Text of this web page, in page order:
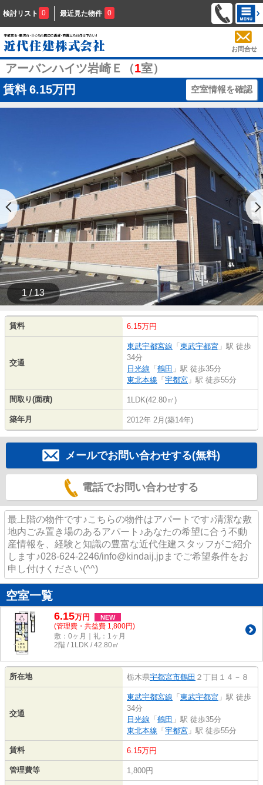
検討リスト 0 最近見た物件 0
お問合せ
アーバンハイツ岩崎Ｅ（1室）
賃料 6.15万円 空室情報を確認
1 / 13
賃料 6.15万円
交通
東武宇都宮線 「 東武宇都宮 」駅 徒歩
34分
日光線 「 鶴田 」駅 徒歩35分
東北本線 「 宇都宮 」駅 徒歩55分
間取り(面積) 1LDK(42.80㎡)
築年月 2012年 2月(築14年)
メールでお問い合わせする(無料)
電話でお問い合わせする
最上階の物件です♪こちらの物件はアパートです♪清潔な敷
地内ごみ置き場のあるアパート♪あなたの希望に合う不動
産情報を、経験と知識の豊富な近代住建スタッフがご紹介
します♪028-624-2246/info@kindaij.jpまでご希望条件をお
申し付けください(^^)
空室一覧
6.15万円 NEW
(管理費・共益費 1,800円)
敷：0ヶ月｜礼：1ヶ月
2階 / 1LDK / 42.80㎡
所在地 栃木県宇都宮市鶴田 ２丁目１４－８
交通
東武宇都宮線 「 東武宇都宮 」駅 徒歩
34分
日光線 「 鶴田 」駅 徒歩35分
東北本線 「 宇都宮 」駅 徒歩55分
賃料 6.15万円
管理費等 1,800円